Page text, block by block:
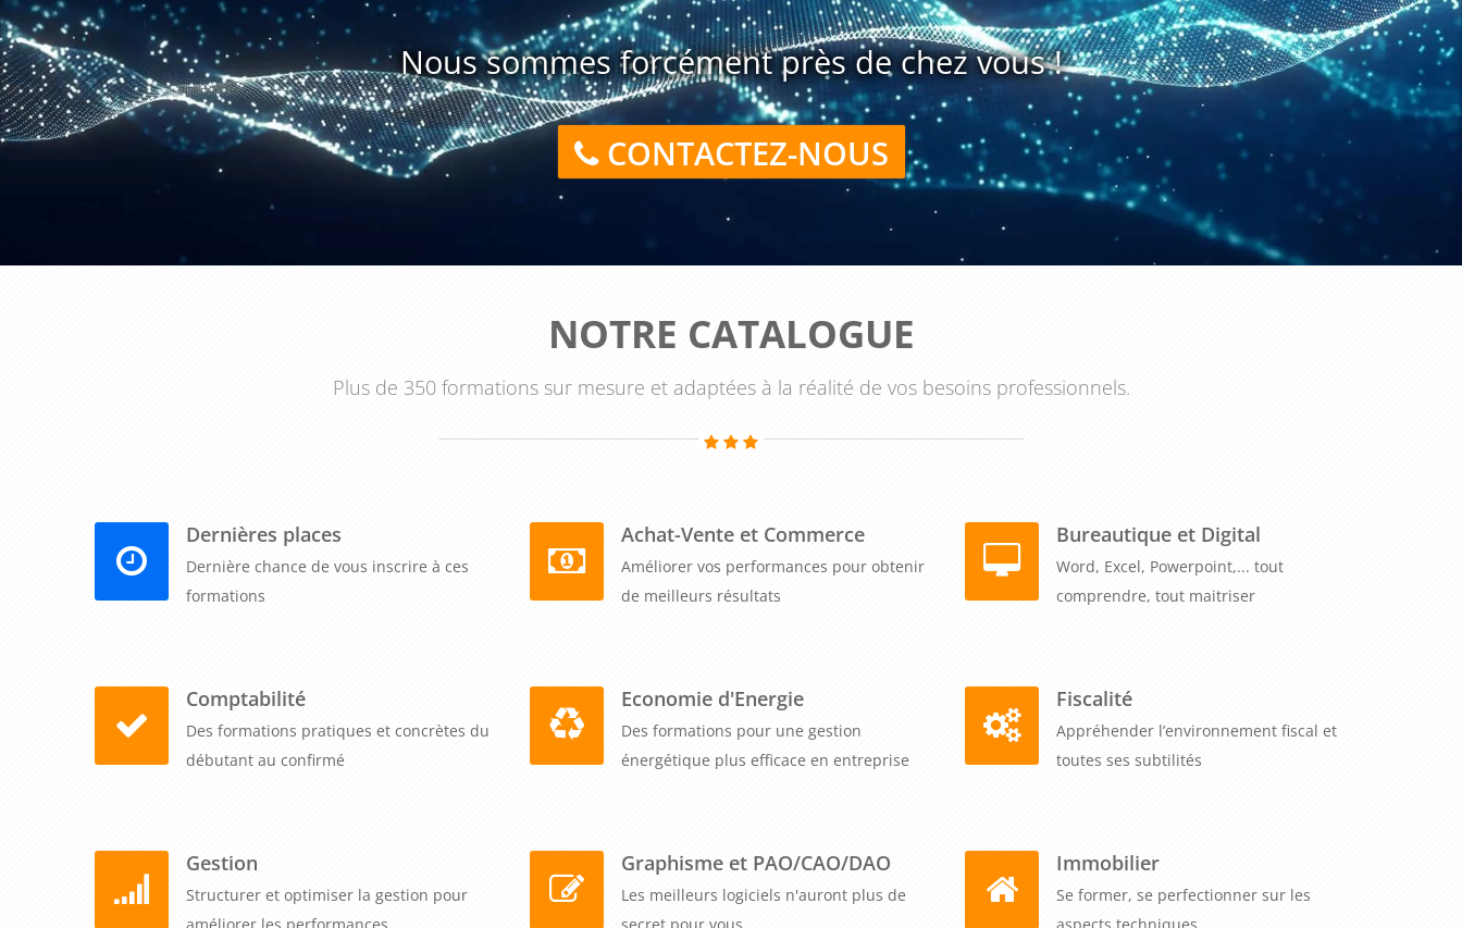
disponibles. Cette formation certifiée Qualiopi ouvre la voie à des financements par votre opco et permet une
montée rapide en compétences grâce à un format court et opérationnel.
L'organisation s'adapte entièrement à vos contraintes : les sessions se déroulent partout en France, dans vos
locaux pour travailler directement sur vos installations, dans nos salles équipées ou en distanciel selon vos
préférences. Avec un tarif unique pour un à cinq participants et une garantie de maintien dès le premier
formation expertise énergétique dans l'industrie : étude énergétiqueoffre un excellent rapport
qualité-prix. Vos collaborateurs repartiront avec une méthodologie éprouvée et des outils directement
Nous sommes forcément près de chez vous !
CONTACTEZ-NOUS
NOTRE CATALOGUE
Plus de 350 formations sur mesure et adaptées à la réalité de vos besoins professionnels.
Dernières places
Dernière chance de vous inscrire à ces
formations
Achat-Vente et Commerce
Améliorer vos performances pour obtenir
de meilleurs résultats
Bureautique et Digital
Word, Excel, Powerpoint,... tout
comprendre, tout maitriser
Comptabilité
Des formations pratiques et concrètes du
débutant au confirmé
Economie d'Energie
Des formations pour une gestion
énergétique plus efficace en entreprise
Fiscalité
Appréhender l’environnement fiscal et
toutes ses subtilités
Gestion
Structurer et optimiser la gestion pour
Graphisme et PAO/CAO/DAO
Les meilleurs logiciels n'auront plus de
Immobilier
Se former, se perfectionner sur les